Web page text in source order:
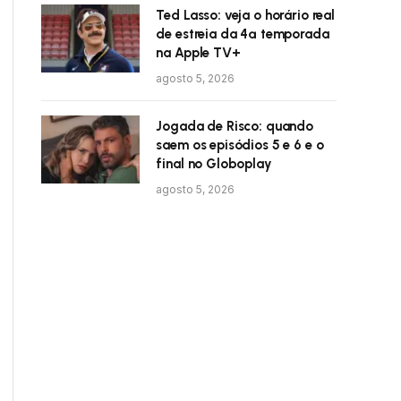
Ted Lasso: veja o horário real
de estreia da 4ª temporada
na Apple TV+
agosto 5, 2026
Jogada de Risco: quando
saem os episódios 5 e 6 e o
final no Globoplay
agosto 5, 2026